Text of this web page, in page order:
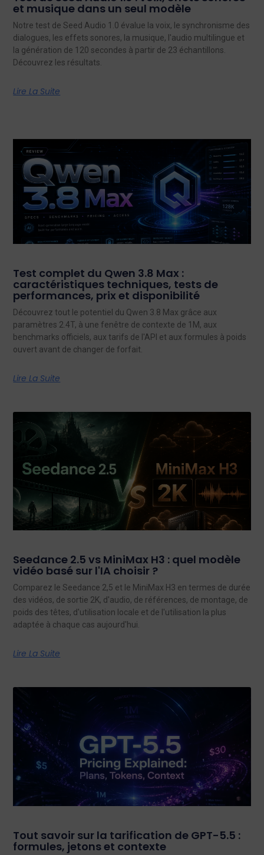
et musique dans un seul modèle
Notre test de Seed Audio 1.0 évalue la voix, le synchronisme des
dialogues, les effets sonores, la musique, l'audio multilingue et
la génération de 120 secondes à partir de 23 échantillons.
Découvrez les résultats.
Lire La Suite
Test complet du Qwen 3.8 Max :
caractéristiques techniques, tests de
performances, prix et disponibilité
Découvrez tout le potentiel du Qwen 3.8 Max grâce aux
paramètres 2.4T, à une fenêtre de contexte de 1M, aux
benchmarks officiels, aux tarifs de l'API et aux formules à poids
ouvert avant de changer de forfait.
Lire La Suite
Seedance 2.5 vs MiniMax H3 : quel modèle
vidéo basé sur l'IA choisir ?
Comparez le Seedance 2,5 et le MiniMax H3 en termes de durée
des vidéos, de sortie 2K, d'audio, de références, de montage, de
poids des têtes, d'utilisation locale et de l'utilisation la plus
adaptée à chaque cas aujourd'hui.
Lire La Suite
Tout savoir sur la tarification de GPT-5.5 :
formules, jetons et contexte